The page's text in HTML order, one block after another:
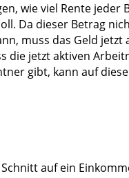
wie viel Rente jeder
Da dieser Betrag
muss das Geld jetzt
die jetzt aktiven
gibt, kann auf
auf ein